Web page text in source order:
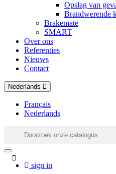
Opslag van
Brandwerende
Brakemate
SMART
Over ons
Referenties
Nieuws
Contact
Nederlands
Français
Nederlands
sign in